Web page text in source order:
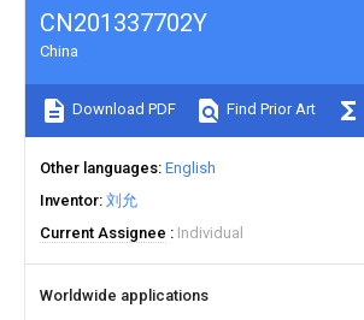
CN201337702Y
China
Download PDF Find Prior Art
Other languages English
Inventor 刘允
Current Assignee
Individual
Worldwide applications